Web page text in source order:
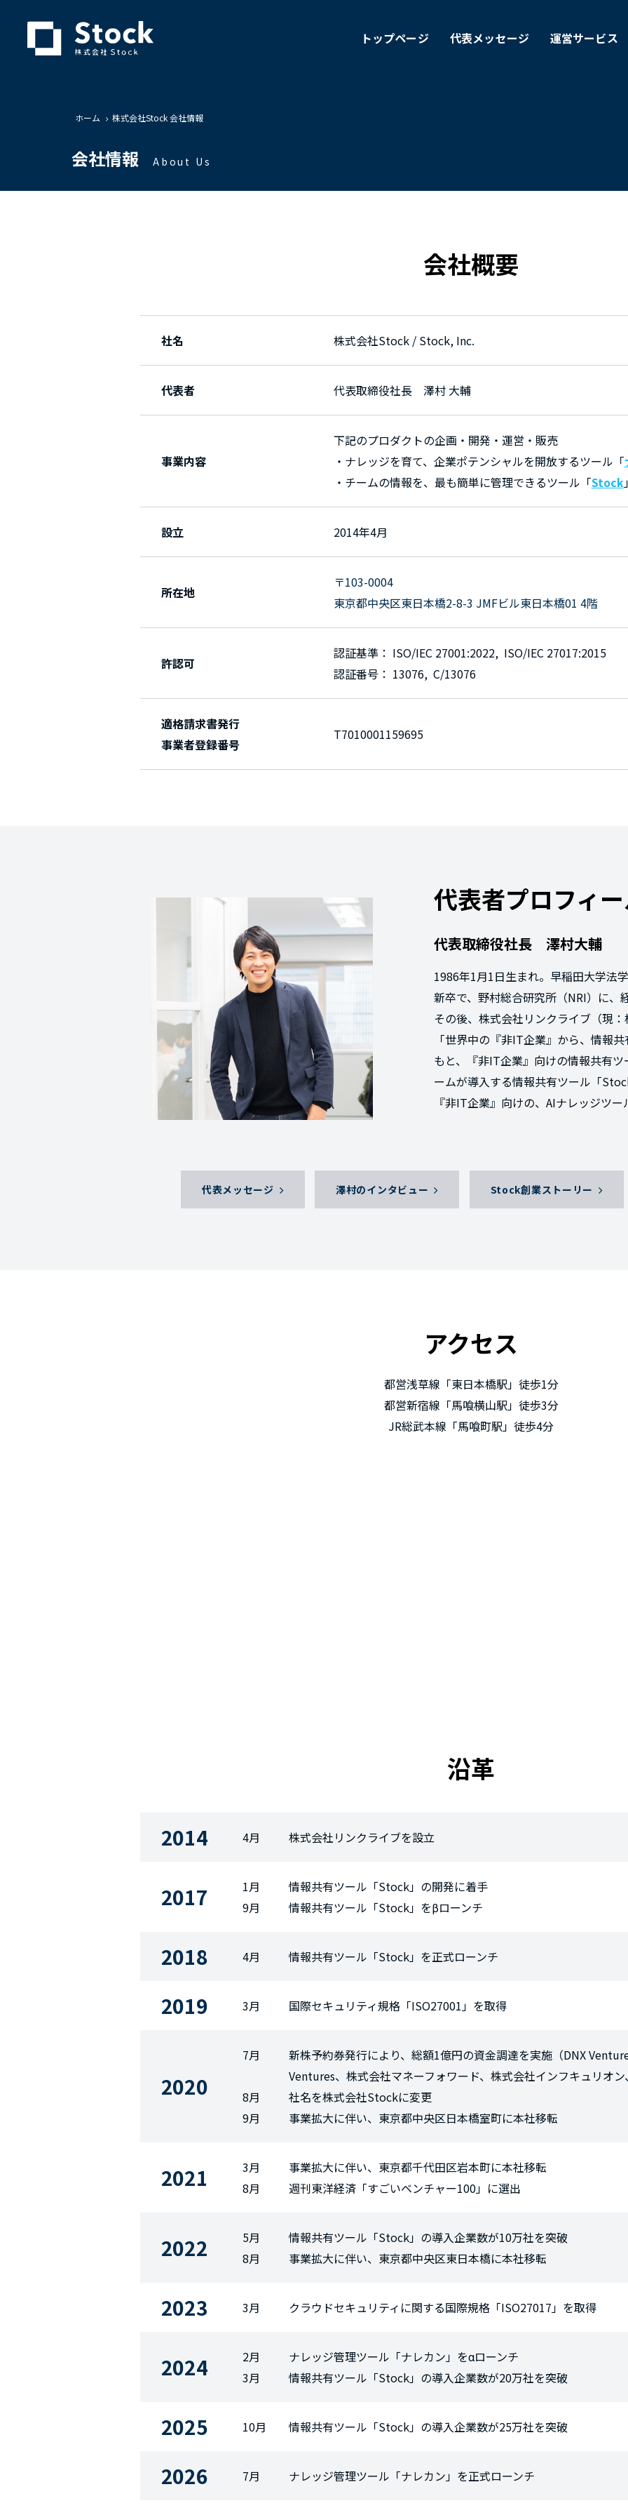
トップページ 代表メッセージ 運営サービス
ホーム 株式会社Stock 会社情報
会社情報 About Us
会社概要
社名 株式会社Stock / Stock, Inc.
代表者 代表取締役社長 澤村 大輔
事業内容
下記のプロダクトの企画・開発・運営・販売
・ナレッジを育て、企業ポテンシャルを開放するツール「
・チームの情報を、最も簡単に管理できるツール「Stock
設立 2014年4月
所在地
〒103-0004
東京都中央区東日本橋2-8-3 JMFビル東日本橋01 4階
許認可
認証基準： ISO/IEC 27001:2022, ISO/IEC 27017:2015
認証番号： 13076, C/13076
適格請求書発行
事業者登録番号
T7010001159695
代表者プロフィ
代表取締役社長 澤村大輔
1986年1月1日生まれ。早稲田大学法
新卒で、野村総合研究所（NRI）に、
その後、株式会社リンクライブ（現
「世界中の『非IT企業』から、情報
もと、『非IT企業』向けの情報共有
ームが導入する情報共有ツール「
『⾮IT企業』向けの、AIナレッジツ
代表メッセージ 澤村のインタビュー Stock創業ストーリー
アクセス
都営浅草線「東日本橋駅」徒歩1分
都営新宿線「馬喰横山駅」徒歩3分
JR総武本線「馬喰町駅」徒歩4分
沿革
2014 4月 株式会社リンクライブを設立
2017 1月
情報共有ツール「Stock」の開発に着手
9月
情報共有ツール「Stock」をβローンチ
2018 4月 情報共有ツール「Stock」を正式ローンチ
2019 3月 国際セキュリティ規格「ISO27001」を取得
2020
7月
新株予約券発行により、総額1億円の資金調達を実施（DNX
Ventures、株式会社マネーフォワード、株式会社インフキュリオ
8月
社名を株式会社Stockに変更
9月
事業拡大に伴い、東京都中央区日本橋室町に本社移転
2021 3月
事業拡大に伴い、東京都千代田区岩本町に本社移転
8月
週刊東洋経済「すごいベンチャー100」に選出
2022 5月
情報共有ツール「Stock」の導入企業数が10万社を突破
8月
事業拡大に伴い、東京都中央区東日本橋に本社移転
2023 3月 クラウドセキュリティに関する国際規格「ISO27017」を取得
2024 2月
ナレッジ管理ツール「ナレカン」をαローンチ
3月
情報共有ツール「Stock」の導入企業数が20万社を突破
2025 10月 情報共有ツール「Stock」の導入企業数が25万社を突破
2026 7月 ナレッジ管理ツール「ナレカン」を正式ローンチ